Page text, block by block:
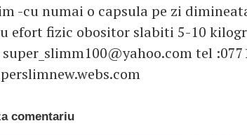
-cu numai o capsula pe zi
efort fizic obositor slabiti 5-10
super_slimm100@yahoo.comtel
comentariu